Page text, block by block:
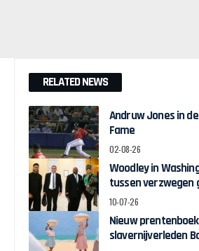
RELATED NEWS
Andruw Jones in
Fame
02-08-26
Woodley in
tussen verzwegen
zelfbeschikking
10-07-26
Nieuw
slavernijverleden